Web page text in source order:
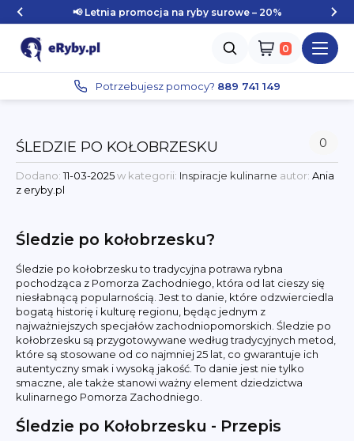
📢 Letnia promocja na ryby surowe – 20%
Zaloguj się
Potrzebujesz pomocy? 889 741 149
ŚLEDZIE PO KOŁOBRZESKU 0
Dodano:11-03-2025w kategorii: Inspiracje kulinarne autor: Ania
z eryby.pl
Śledzie po kołobrzesku?
Śledzie po kołobrzesku to tradycyjna potrawa rybna
pochodząca z Pomorza Zachodniego, która od lat cieszy się
niesłabnącą popularnością. Jest to danie, które odzwierciedla
bogatą historię i kulturę regionu, będąc jednym z
najważniejszych specjałów zachodniopomorskich. Śledzie po
kołobrzesku są przygotowywane według tradycyjnych metod,
które są stosowane od co najmniej 25 lat, co gwarantuje ich
autentyczny smak i wysoką jakość. To danie jest nie tylko
smaczne, ale także stanowi ważny element dziedzictwa
kulinarnego Pomorza Zachodniego.
Śledzie po Kołobrzesku - Przepis